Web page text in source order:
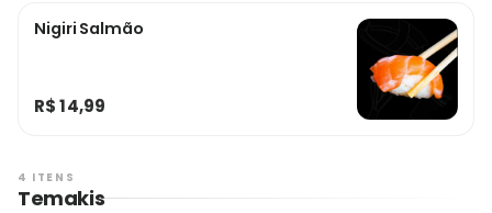
Nigiri Salmão
R$ 14,99
4 ITENS
Temakis